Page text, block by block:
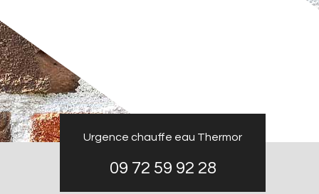
Urgence chauffe eau Thermor
09 72 59 92 28